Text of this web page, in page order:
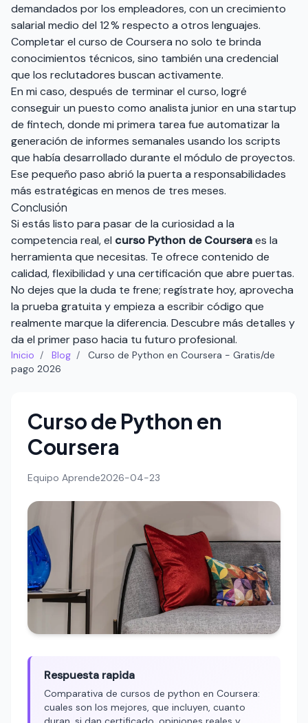
demandados por los empleadores, con un crecimiento
salarial medio del 12 % respecto a otros lenguajes.
Completar el curso de Coursera no solo te brinda
conocimientos técnicos, sino también una credencial
que los reclutadores buscan activamente.
En mi caso, después de terminar el curso, logré
conseguir un puesto como analista junior en una startup
de fintech, donde mi primera tarea fue automatizar la
generación de informes semanales usando los scripts
que había desarrollado durante el módulo de proyectos.
Ese pequeño paso abrió la puerta a responsabilidades
más estratégicas en menos de tres meses.
Conclusión
Si estás listo para pasar de la curiosidad a la
competencia real, el curso Python de Courseraes la
herramienta que necesitas. Te ofrece contenido de
calidad, flexibilidad y una certificación que abre puertas.
No dejes que la duda te frene; regístrate hoy, aprovecha
la prueba gratuita y empieza a escribir código que
realmente marque la diferencia. Descubre más detalles y
da el primer paso hacia tu futuro profesional.
Inicio / Blog /
Curso de Python en Coursera - Gratis/de
pago 2026
Curso de Python en
Coursera
Equipo Aprende2026-04-23
Respuesta rapida
Comparativa de cursos de python en Coursera:
cuales son los mejores, que incluyen, cuanto